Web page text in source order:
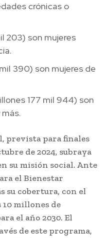
crónicas o
203) son mujeres
390) son mujeres de
177 mil 944) son
prevista para finales
de 2024, subraya
su misión social. Ante
el Bienestar
su cobertura, con el
millones de
el año 2030. El
de este programa,